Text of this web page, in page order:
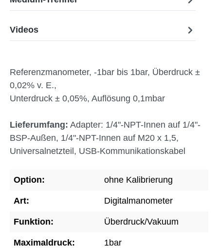
Videos
Referenzmanometer, -1bar bis 1bar, Überdruck ±
0,02% v. E.,
Unterdruck ± 0,05%, Auflösung 0,1mbar
Lieferumfang: Adapter: 1/4"-NPT-Innen auf 1/4"-
BSP-Außen, 1/4"-NPT-Innen auf M20 x 1,5,
Universalnetzteil, USB-Kommunikationskabel
Option: ohne Kalibrierung
Art: Digitalmanometer
Funktion: Überdruck/Vakuum
Maximaldruck: 1bar